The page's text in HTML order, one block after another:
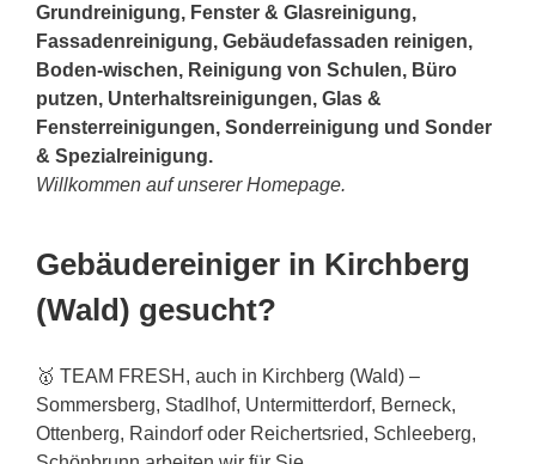
Grundreinigung, Fenster & Glasreinigung,
Fassadenreinigung, Gebäudefassaden reinigen,
Boden-wischen, Reinigung von Schulen, Büro
putzen, Unterhaltsreinigungen, Glas &
Fensterreinigungen, Sonderreinigung und Sonder
& Spezialreinigung.
Willkommen auf unserer Homepage.
Gebäudereiniger in Kirchberg
(Wald) gesucht?
🥇 TEAM FRESH, auch in Kirchberg (Wald) –
Sommersberg, Stadlhof, Untermitterdorf, Berneck,
Ottenberg, Raindorf oder Reichertsried, Schleeberg,